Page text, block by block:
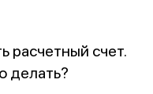
расчетный счет.
делать?